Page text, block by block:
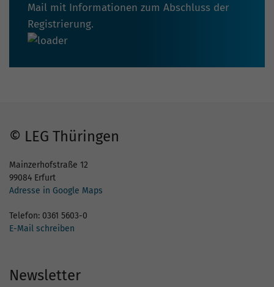
Mail mit Informationen zum Abschluss der
Registrierung.
© LEG Thüringen
Mainzerhofstraße 12
99084 Erfurt
Adresse in Google Maps
Telefon: 0361 5603-0
E-Mail schreiben
Newsletter